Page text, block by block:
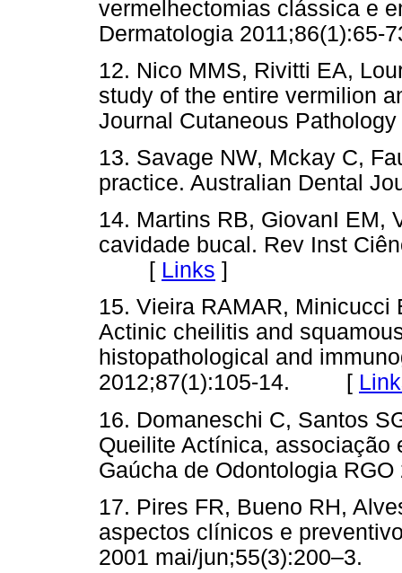
vermelhectomias clássica e
Dermatologia
12. Nico MMS, Rivitti EA,
study of the entire vermilion
Journal Cutaneous
13. Savage NW, Mckay C,
practice. Australian Dental
14. Martins RB, GiovanI EM,
cavidade bucal. Rev Inst
[ Links ]
15. Vieira RAMAR, Minicucci
Actinic cheilitis and
histopathological and
2012;87(1):105-14. [
16. Domaneschi C, Santos
Queilite Actínica, associação
Gaúcha de Odontologia
17. Pires FR, Bueno RH,
aspectos clínicos e
2001 mai/jun;55(3):200–3.